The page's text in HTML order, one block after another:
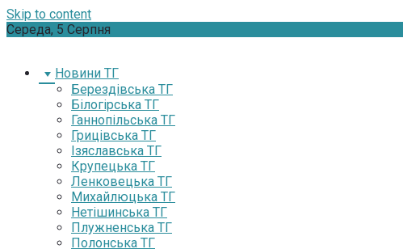
Skip to content
Середа, 5 Серпня
Новини ТГ
Берездівська ТГ
Білогірська ТГ
Ганнопільська ТГ
Грицівська ТГ
Ізяславська ТГ
Крупецька ТГ
Ленковецька ТГ
Михайлюцька ТГ
Нетішинська ТГ
Плужненська ТГ
Полонська ТГ